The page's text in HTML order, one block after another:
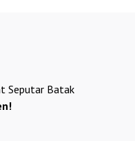
Seputar Batak